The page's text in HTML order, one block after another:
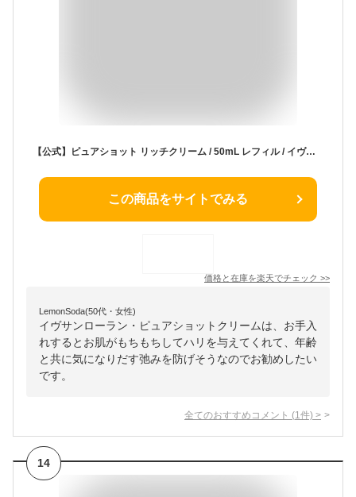
【公式】ピュアショット リッチクリーム / 50mL レフィル / イヴサンローラン イブサンローラン ysl / クリーム / 正規品 送料無料 / 潤い ハリ ふっくら 艶 輝き
この商品をサイトでみる
価格と在庫を楽天でチェック >>
LemonSoda(50代・女性)
イヴサンローラン・ピュアショットクリームは、お手入
れするとお肌がもちもちしてハリを与えてくれて、年齢
と共に気になりだす弛みを防げそうなのでお勧めしたい
です。
全てのおすすめコメント (1 件) >
14